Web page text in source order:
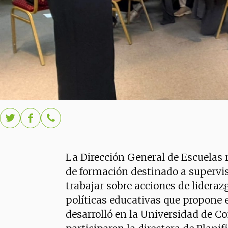
La Dirección General de
de formación destinado a
trabajar sobre acciones de
políticas educativas que propone
desarrolló en la Universidad de